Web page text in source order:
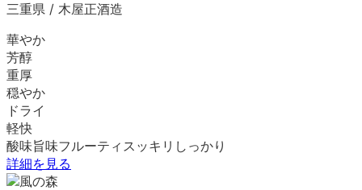
三重県 / 木屋正酒造
華やか
芳醇
重厚
穏やか
ドライ
軽快
酸味旨味フルーティ スッキリ しっかり
詳細を見る